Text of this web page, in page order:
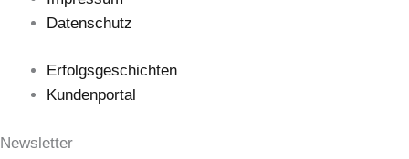
Datenschutz
Erfolgsgeschichten
Kundenportal
Newsletter